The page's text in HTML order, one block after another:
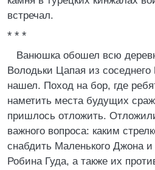
встречал.
* * *
Ванюшка обошел всю
Володьки Цапая из соседнего
нашел. Поход на бор, где
наметить места будущих
пришлось отложить.
важного вопроса: каким
снабдить Маленького Джона
Робина Гуда, а также их